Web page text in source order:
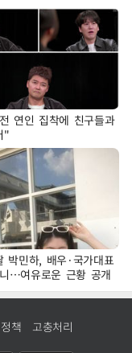
연인 집착에 친구들과
"
박민하, 배우·국가대표
…여유로운 근황 공개
책 고충처리